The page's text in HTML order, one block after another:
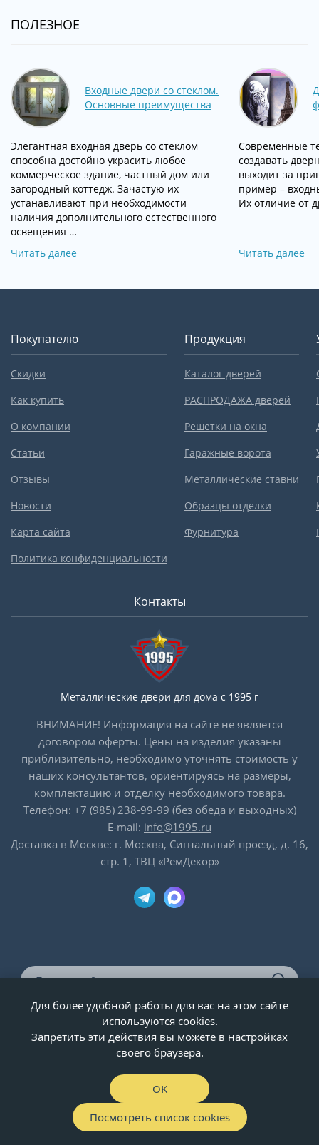
ПОЛЕЗНОЕ
Входные двери со стеклом.
Основные преимущества
Элегантная входная дверь со стеклом
способна достойно украсить любое
коммерческое здание, частный дом или
загородный коттедж. Зачастую их
устанавливают при необходимости
наличия дополнительного естественного
освещения …
Читать далее
Современные
создавать
выходит за
пример –
Их отличие от
Читать далее
Покупателю
Скидки
Как купить
О компании
Статьи
Отзывы
Новости
Карта сайта
Политика конфиденциальности
Продукция
Каталог дверей
РАСПРОДАЖА дверей
Решетки на окна
Гаражные ворота
Металлические ставни
Образцы отделки
Фурнитура
Контакты
Металлические двери для дома с 1995 г
ВНИМАНИЕ! Информация на сайте не является
договором оферты. Цены на изделия указаны
приблизительно, необходимо уточнять стоимость у
наших консультантов, ориентируясь на размеры,
комплектацию и отделку необходимого товара.
Телефон: +7 (985) 238-99-99 (без обеда и выходных)
E-mail: info@1995.ru
Доставка в Москве: г. Москва, Сигнальный проезд, д. 16,
стр. 1, ТВЦ «РемДекор»
© ООО «Двери-и-точка», ИНН 5020092947, 1995-2026 г.
Для более удобной работы для вас на этом сайте
используются cookies.
Запретить эти действия вы можете в настройках
своего браузера.
OK
Посмотреть список cookies